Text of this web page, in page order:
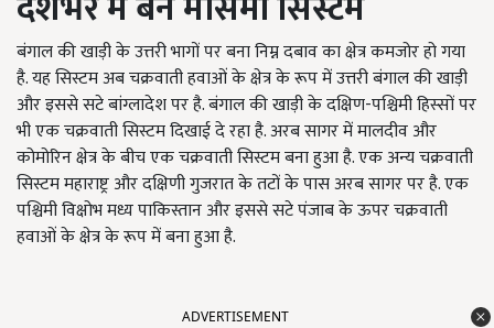
बंगाल की खाड़ी के उत्तरी भागों पर बना निम्न दबाव का क्षेत्र कमजोर हो गया
है. यह सिस्टम अब चक्रवाती हवाओं के क्षेत्र के रूप में उत्तरी बंगाल की खाड़ी
और इससे सटे बांग्लादेश पर है. बंगाल की खाड़ी के दक्षिण-पश्चिमी हिस्सों पर
भी एक चक्रवाती सिस्टम दिखाई दे रहा है. अरब सागर में मालदीव और
कोमोरिन क्षेत्र के बीच एक चक्रवाती सिस्टम बना हुआ है. एक अन्य चक्रवाती
सिस्टम महाराष्ट्र और दक्षिणी गुजरात के तटों के पास अरब सागर पर है. एक
पश्चिमी विक्षोभ मध्य पाकिस्तान और इससे सटे पंजाब के ऊपर चक्रवाती
हवाओं के क्षेत्र के रूप में बना हुआ है.
ADVERTISEMENT